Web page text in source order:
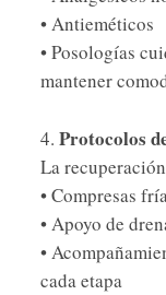
• Antieméticos
• Posologías
mantener
Protocolos
La
• Compresas
• Apoyo de
•
cada etapa